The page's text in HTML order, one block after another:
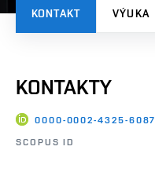
KONTAKT VÝUKA
KONTAKTY
0000-0002-4325-6087
SCOPUS ID